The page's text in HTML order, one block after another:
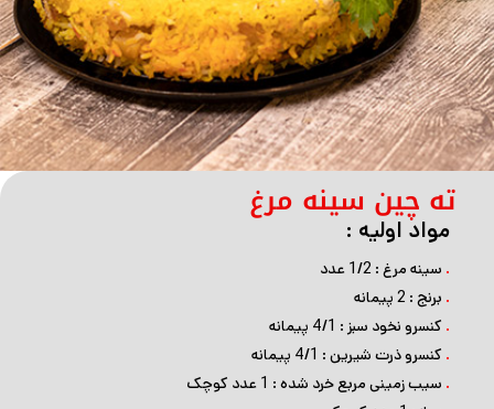
ته چین سینه مرغ
مواد اولیه :
. سینه مرغ : 1/2 عدد
. برنج : 2 پیمانه
. کنسرو نخود سبز : 4/1 پیمانه
. کنسرو ذرت شیرین : 4/1 پیمانه
. سیب زمینی مربع خرد شده : 1 عدد کوچک